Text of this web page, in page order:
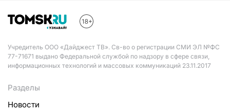
Учредитель ООО «Дайджест ТВ». Св-во о регистрации СМИ ЭЛ №ФС
77-71671 выдано Федеральной службой по надзору в сфере связи,
информационных технологий и массовых коммуникаций 23.11.2017
Разделы
Новости